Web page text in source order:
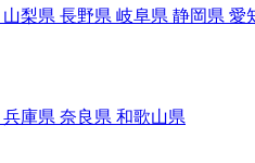
山梨県 長野県 岐阜県 静岡県 愛
兵庫県 奈良県 和歌山県